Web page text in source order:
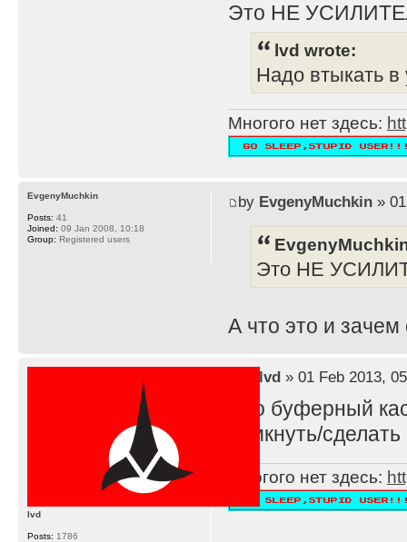
Это НЕ
lvd wrote:
Надо втыкать в
Многого нет здесь:
by EvgenyMuchkin» 01
Это НЕ
А что это и
EvgenyMuchkin
Posts: 41
Joined: 09 Jan 2008, 10:18
Group: Registered users
lvd» 01 Feb 2013,
Это буферный
замкнуть/
Многого нет здесь:
lvd
Posts: 1786